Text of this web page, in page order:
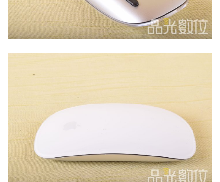
全新&二手筆電 $5000以下
桌上型電腦主機 $5001~$20000
投影機&繪圖板&耳機&耳擴
全新/二手數位相機&攝影機
手錶專區
Fujifilm(X系列)